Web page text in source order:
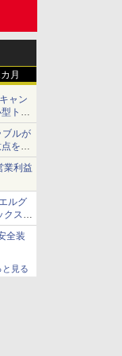
月
ャン
トラ
ブルが
を呼
業利益
ルグ
クス」
全装
と見る